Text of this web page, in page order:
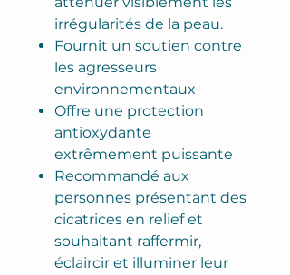
irrégularités de la peau.
Fournit un soutien contre
les agresseurs
environnementaux
Offre une protection
antioxydante
extrêmement puissante
Recommandé aux
personnes présentant des
cicatrices en relief et
souhaitant raffermir,
éclaircir et illuminer leur